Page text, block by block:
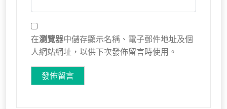
在瀏覽器中儲存顯示名稱、電子郵件地址及個
人網站網址，以供下次發佈留言時使用。